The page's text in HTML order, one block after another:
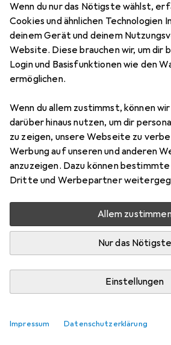
Wenn du nur das Nötigste wählst,
Cookies und ähnlichen Technologien
deinem Gerät und deinem
Website. Diese brauchen wir, um dir
Login und Basisfunktionen wie den
ermöglichen.
Wenn du allem zustimmst, können
darüber hinaus nutzen, um dir
zu zeigen, unsere Webseite zu
Werbung auf unseren und anderen
anzuzeigen. Dazu können
Dritte und Werbepartner
Allem
Nur das Nötigste
Einstellungen
Impressum Datenschutzerklärung
2 Bilder
Intermec Chg Comp
Preis in EUR inkl. MwSt.
EUR
559,–
Bewertungen
Zwischen Mo, 10.8. und Mi, 12.8.
Lieferort angeben für genaue
In den